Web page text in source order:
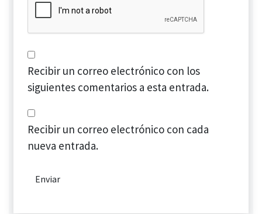
Recibir un correo electrónico con los
siguientes comentarios a esta entrada.
Recibir un correo electrónico con cada
nueva entrada.